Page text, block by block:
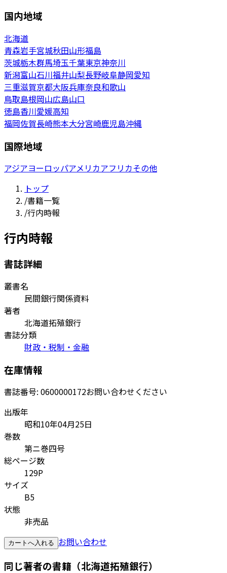
国内地域
北海道
青森岩手宮城秋田山形福島
茨城栃木群馬埼玉千葉東京神奈川
新潟富山石川福井山梨長野岐阜静岡愛知
三重滋賀京都大阪兵庫奈良和歌山
鳥取島根岡山広島山口
徳島香川愛媛高知
福岡佐賀長崎熊本大分宮崎鹿児島沖縄
国際地域
アジアヨーロッパアメリカアフリカその他
トップ
/書籍一覧
/行内時報
行内時報
書誌詳細
叢書名
民間銀行関係資料
著者
北海道拓殖銀行
書誌分類
財政・税制・金融
在庫情報
書誌番号: 0600000172お問い合わせください
出版年
昭和10年04月25日
巻数
第ニ巻四号
総ページ数
129P
サイズ
B5
状態
非売品
カートへ入れる お問い合わせ
同じ著者の書籍（北海道拓殖銀行）